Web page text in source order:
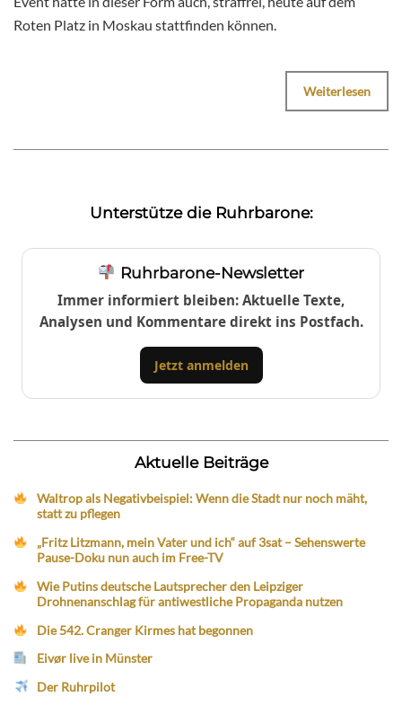
Roten Platz in Moskau stattfinden können.
Weiterlesen
Unterstütze die Ruhrbarone:
Ruhrbarone-Newsletter
Immer informiert bleiben: Aktuelle Texte,
Analysen und Kommentare direkt ins Postfach.
Jetzt anmelden
Aktuelle Beiträge
Waltrop als Negativbeispiel: Wenn die Stadt nur noch mäht,
statt zu pflegen
„Fritz Litzmann, mein Vater und ich“ auf 3sat – Sehenswerte
Pause-Doku nun auch im Free-TV
Wie Putins deutsche Lautsprecher den Leipziger
Drohnenanschlag für antiwestliche Propaganda nutzen
Die 542. Cranger Kirmes hat begonnen
Eivør live in Münster
Der Ruhrpilot